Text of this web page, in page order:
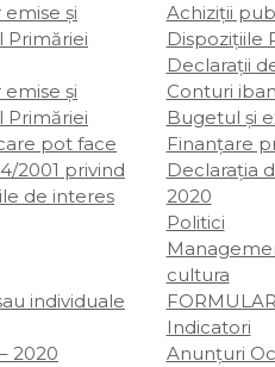
și
Primăriei
și
Primăriei
pot face
2001 privind
de interes
individuale
2020
Achiziții
Dispozițiile
Declarații
Conturi iban
Bugetul şi
Finanțare
Declarația
2020
Politici
cultura
Indicatori
Anunțuri